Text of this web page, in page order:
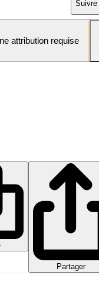
Suivre
attribution requise
Partager